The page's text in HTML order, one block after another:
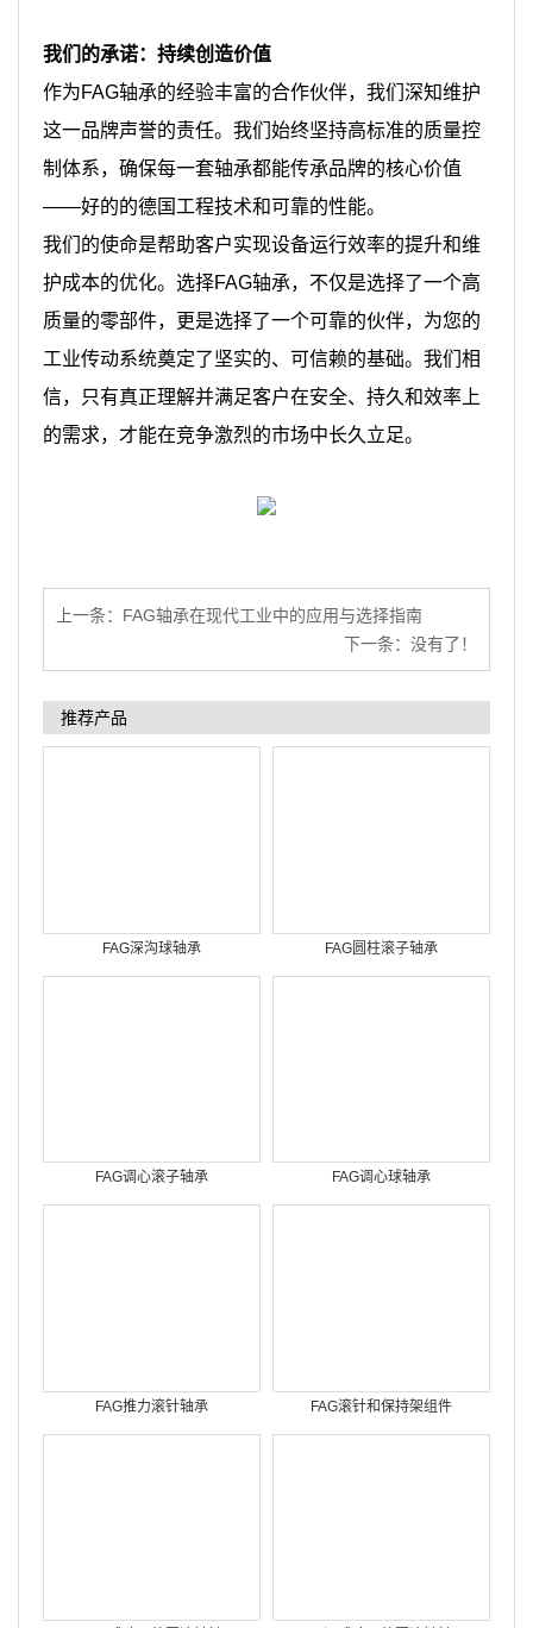
我们的承诺：持续创造价值
作为FAG轴承的经验丰富的合作伙伴，我们深知维护
这一品牌声誉的责任。我们始终坚持高标准的质量控
制体系，确保每一套轴承都能传承品牌的核心价值
——好的的德国工程技术和可靠的性能。
我们的使命是帮助客户实现设备运行效率的提升和维
护成本的优化。选择FAG轴承，不仅是选择了一个高
质量的零部件，更是选择了一个可靠的伙伴，为您的
工业传动系统奠定了坚实的、可信赖的基础。我们相
信，只有真正理解并满足客户在安全、持久和效率上
的需求，才能在竞争激烈的市场中长久立足。
上一条： FAG轴承在现代工业中的应用与选择指南
下一条：没有了！
推荐产品
FAG深沟球轴承 FAG圆柱滚子轴承
FAG调心滚子轴承 FAG调心球轴承
FAG推力滚针轴承 FAG滚针和保持架组件